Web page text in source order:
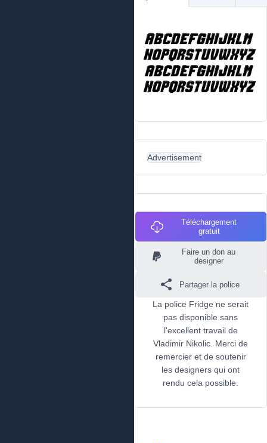
Advertisement
Téléchargement
gratuit
Faire un don au
designer
Partager la police
La police Fridge ne serait
pas disponible sans
l'excellent travail de
Vladimir Nikolic. Merci de
remercier et de soutenir
les designers qui ont
rendu cela possible.